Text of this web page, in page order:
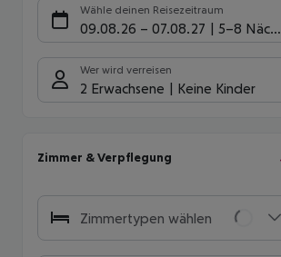
Wähle deinen Reisezeitraum
09.08.26 – 07.08.27 5-8 Nächte
Wer wird verreisen
2 Erwachsene Keine Kinder
Zimmer & Verpflegung
Zimmertypen wählen